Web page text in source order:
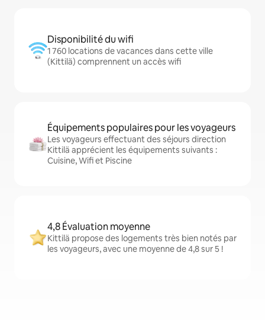
Disponibilité du wifi
1 760 locations de vacances dans cette ville
(Kittilä) comprennent un accès wifi
Équipements populaires pour les voyageurs
Les voyageurs effectuant des séjours direction
Kittilä apprécient les équipements suivants :
Cuisine, Wifi et Piscine
4,8 Évaluation moyenne
Kittilä propose des logements très bien notés par
les voyageurs, avec une moyenne de 4,8 sur 5 !